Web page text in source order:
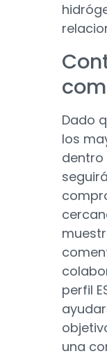
Dado
los
dentro
perfil
una